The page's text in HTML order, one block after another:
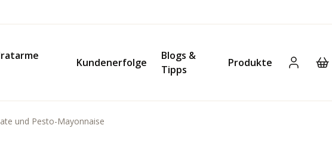
Kundenerfolge
Blogs &
Tipps
Produkte
und Pesto-Mayonnaise